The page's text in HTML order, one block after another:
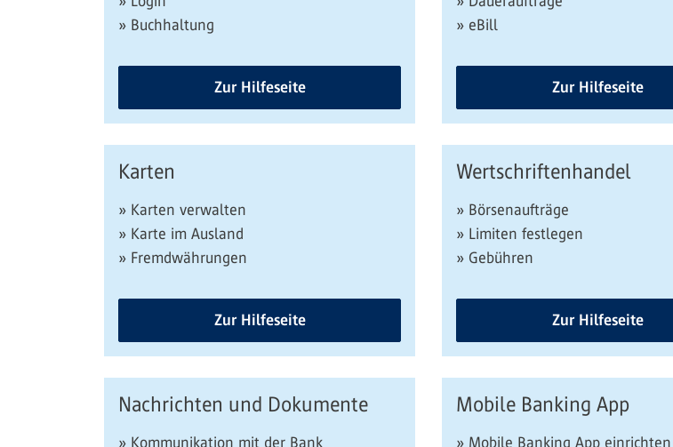
» Buchhaltung
Zur Hilfeseite
» eBill
Zur Hilfeseite
Karten
» Karten verwalten
» Karte im Ausland
» Fremdwährungen
Zur Hilfeseite
Wertschriftenhandel
» Börsenaufträge
» Limiten festlegen
» Gebühren
Zur Hilfeseite
Nachrichten und Dokumente
» Kommunikation mit der Bank
Mobile Banking App
» Mobile Banking App einrichten